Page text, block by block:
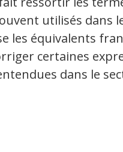
terminologiques
terminolinguistiques
utilisés dans
les équivalents
certaines
dans le